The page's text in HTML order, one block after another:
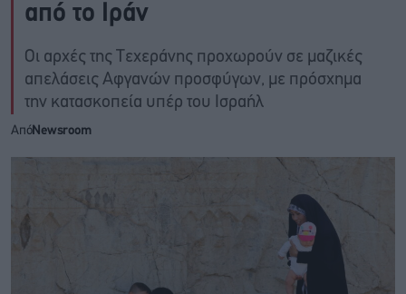
από το Ιράν
Oι αρχές της Τεχεράνης προχωρούν σε μαζικές
απελάσεις Αφγανών προσφύγων, με πρόσχημα
την κατασκοπεία υπέρ του Ισραήλ
ΑπόNewsroom